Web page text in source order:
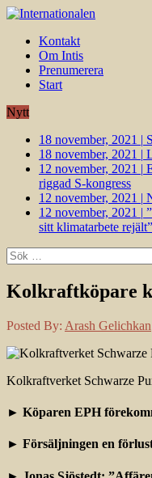
Kontakt
Om Intis
Prenumerera
Start
Nytt
18 november, 2021 |
18 november, 2021 |
12 november, 2021 |
riggad S-kongress
12 november, 2021 |
12 november, 2021 |
sitt klimatarbete rejält”
Sök
efter:
Kolkraftköpare
Posted By: Arash Gelichkan
Kolkraftverket Schwarze
► Köparen EPH
► Försäljningen en